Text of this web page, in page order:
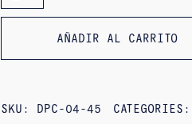
COLGANTES
AÑADIR AL CARRITO
SKU: DPC-04-45 CATEGORIES: